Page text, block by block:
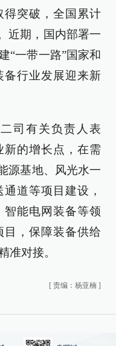
得突破，全国累计
近期，国内部署一
“一带一路”国家和
备行业发展迎来新
司有关负责人表
新的增长点，在需
源基地、风光水一
道等项目建设，
智能电网装备等领
目，保障装备供给
准对接。
[ 责编：杨亚楠 ]